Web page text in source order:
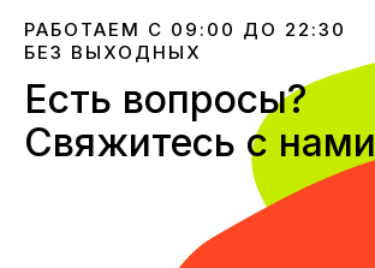
РАБОТАЕМ С 09:00 ДО 22:30
БЕЗ ВЫХОДНЫХ
Есть вопросы?
Свяжитесь с нами